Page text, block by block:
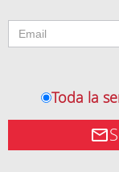
Toda la